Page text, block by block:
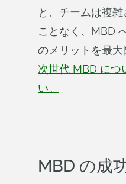
と、チームは複
ことなく、MBD
のメリットを最大
次世代 MBD につ
い。
MBD の成